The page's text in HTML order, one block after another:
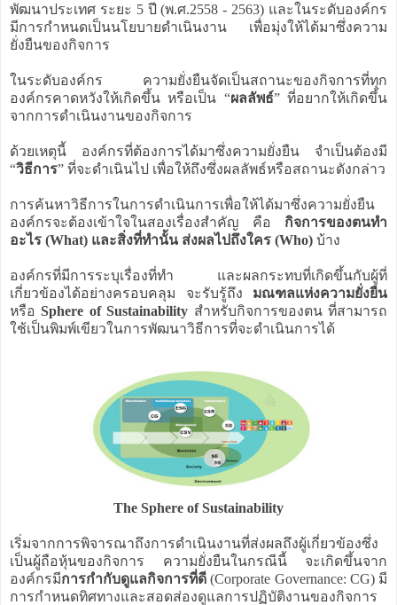
พัฒนาประเทศ ระยะ 5 ปี (พ.ศ.2558 - 2563) และในระดับองค์กร
มีการกำหนดเป็นนโยบายดำเนินงาน เพื่อมุ่งให้ได้มาซึ่งความ
ยั่งยืนของกิจการ
ในระดับองค์กร ความยั่งยืนจัดเป็นสถานะของกิจการที่ทุก
องค์กรคาดหวังให้เกิดขึ้น หรือเป็น “ผลลัพธ์” ที่อยากให้เกิดขึ้น
จากการดำเนินงานของกิจการ
ด้วยเหตุนี้ องค์กรที่ต้องการได้มาซึ่งความยั่งยืน จำเป็นต้องมี
“วิธีการ” ที่จะดำเนินไป เพื่อให้ถึงซึ่งผลลัพธ์หรือสถานะดังกล่าว
การค้นหาวิธีการในการดำเนินการเพื่อให้ได้มาซึ่งความยั่งยืน
องค์กรจะต้องเข้าใจในสองเรื่องสำคัญ คือ กิจการของตนทำ
อะไร (What) และสิ่งที่ทำนั้น ส่งผลไปถึงใคร (Who) บ้าง
องค์กรที่มีการระบุเรื่องที่ทำ และผลกระทบที่เกิดขึ้นกับผู้ที่
เกี่ยวข้องได้อย่างครอบคลุม จะรับรู้ถึง มณฑลแห่งความยั่งยืน
หรือSphere of Sustainability สำหรับกิจการของตน ที่สามารถ
ใช้เป็นพิมพ์เขียวในการพัฒนาวิธีการที่จะดำเนินการได้
The Sphere of Sustainability
เริ่มจากการพิจารณาถึงการดำเนินงานที่ส่งผลถึงผู้เกี่ยวข้องซึ่ง
เป็นผู้ถือหุ้นของกิจการ ความยั่งยืนในกรณีนี้ จะเกิดขึ้นจาก
องค์กรมีการกำกับดูแลกิจการที่ดี (Corporate Governance: CG) มี
การกำหนดทิศทางและสอดส่องดูแลการปฏิบัติงานของกิจการ